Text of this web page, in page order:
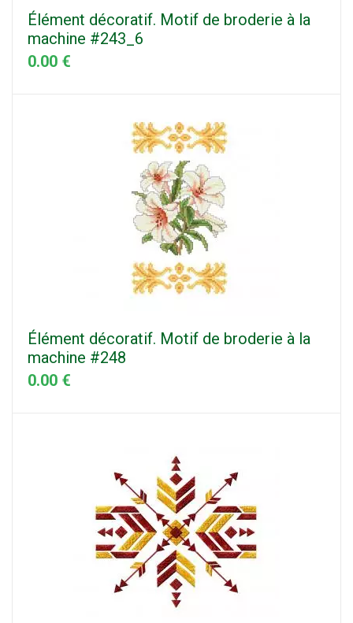
Élément décoratif. Motif de broderie à la
machine #243_6
0.00 €
Élément décoratif. Motif de broderie à la
machine #248
0.00 €